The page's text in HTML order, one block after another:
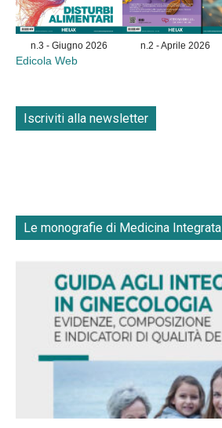
n.3 - Giugno 2026 n.2 - Aprile 2026
Edicola Web
Iscriviti alla newsletter
Le monografie di Medicina Integrata